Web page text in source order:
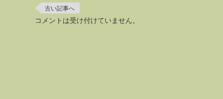
古い記事へ
コメントは受け付けていません。